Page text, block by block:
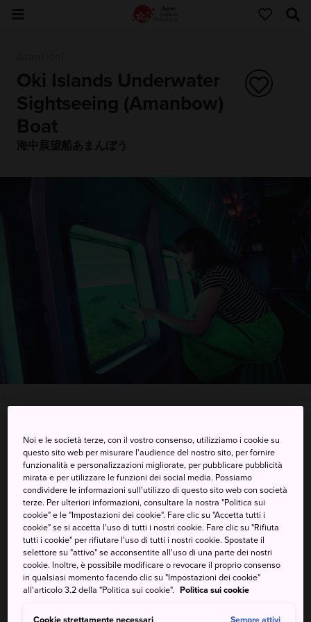
Oki Islands Underwater
Sightseeing (Amanbow)
Boat
海中展望船あまんぼう
Visualizzare su Google Maps
Ricevere informazioni del traffico
PAROLE CHIAVE MAPPA
Esplora un magico universo
Noi e le società terze, con il vostro consenso, utilizziamo i cookie su
questo sito web per misurare l'audience del nostro sito, per fornire
funzionalità e personalizzazioni migliorate, per pubblicare pubblicità
mirata e per utilizzare le funzioni dei social media. Possiamo
condividere le informazioni sull'utilizzo di questo sito web con società
terze. Per ulteriori informazioni, consultare la nostra "Politica sui
cookie" e le "Impostazioni dei cookie". Fare clic su "Accetta tutti i
cookie" se si accetta l'uso di tutti i nostri cookie. Fare clic su "Rifiuta
tutti i cookie" per rifiutare l'uso di tutti i nostri cookie. Spostate il
selettore su "attivo" se acconsentite all'uso di una parte dei nostri
cookie. Inoltre, è possibile modificare o revocare il proprio consenso
in qualsiasi momento facendo clic su "Impostazioni dei cookie"
all'articolo 3.2 della "Politica sui cookie". Politica sui cookie